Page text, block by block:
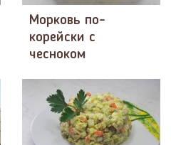
Морковь по-
корейски с
чесноком